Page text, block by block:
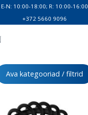
E-N: 10:00-18:00; R: 10:00-16:00
+372 5660 9096
Ava kategooriad / filtrid